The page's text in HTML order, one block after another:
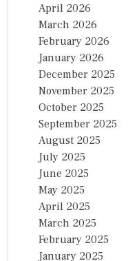
April 2026
March 2026
February 2026
January 2026
December 2025
November 2025
October 2025
September 2025
August 2025
July 2025
June 2025
May 2025
April 2025
March 2025
February 2025
January 2025